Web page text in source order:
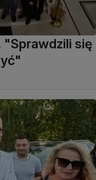
"Sprawdzili się